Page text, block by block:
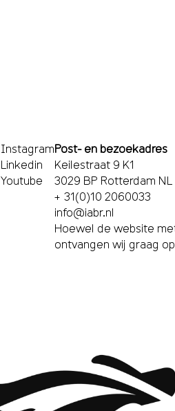
Instagram
Linkedin
Youtube
Post- en bezoekadres
Keilestraat 9 K1
3029 BP Rotterdam NL
+ 31(0)10 2060033
info@iabr.nl
Hoewel de website
ontvangen wij graag op